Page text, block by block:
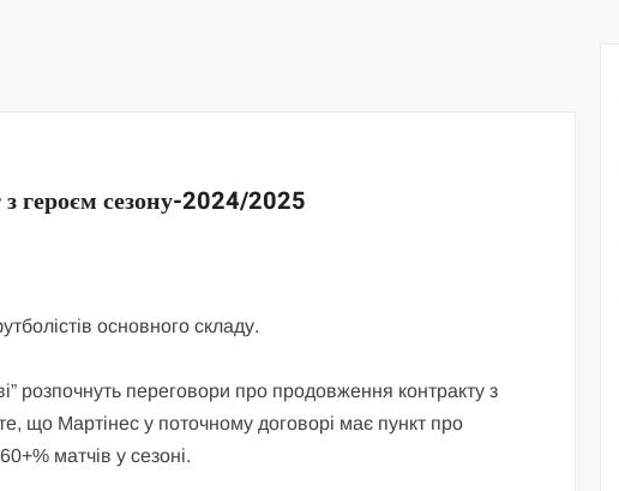
героєм сезону-2024/2025
основного складу.
розпочнуть переговори про продовження контракту з
що Мартінес у поточному договорі має пункт про
матчів у сезоні.